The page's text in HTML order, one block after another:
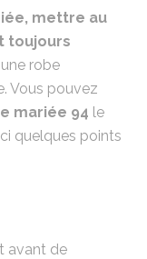
mettre au
toujours
robe
Vous pouvez
mariée 94 le
quelques points
avant de